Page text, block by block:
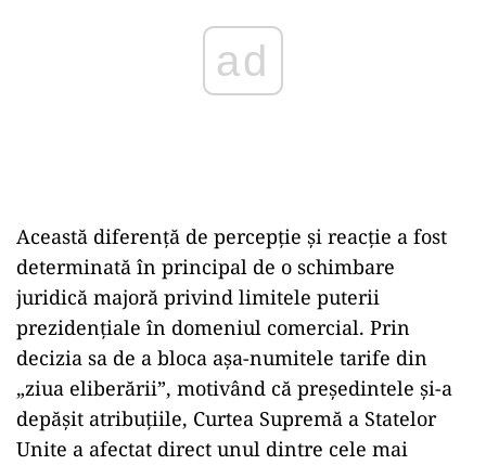
ad
Această diferență de percepție și reacție a fost
determinată în principal de o schimbare
juridică majoră privind limitele puterii
prezidențiale în domeniul comercial. Prin
decizia sa de a bloca așa-numitele tarife din
„ziua eliberării”, motivând că președintele și-a
depășit atribuțiile, Curtea Supremă a Statelor
Unite a afectat direct unul dintre cele mai